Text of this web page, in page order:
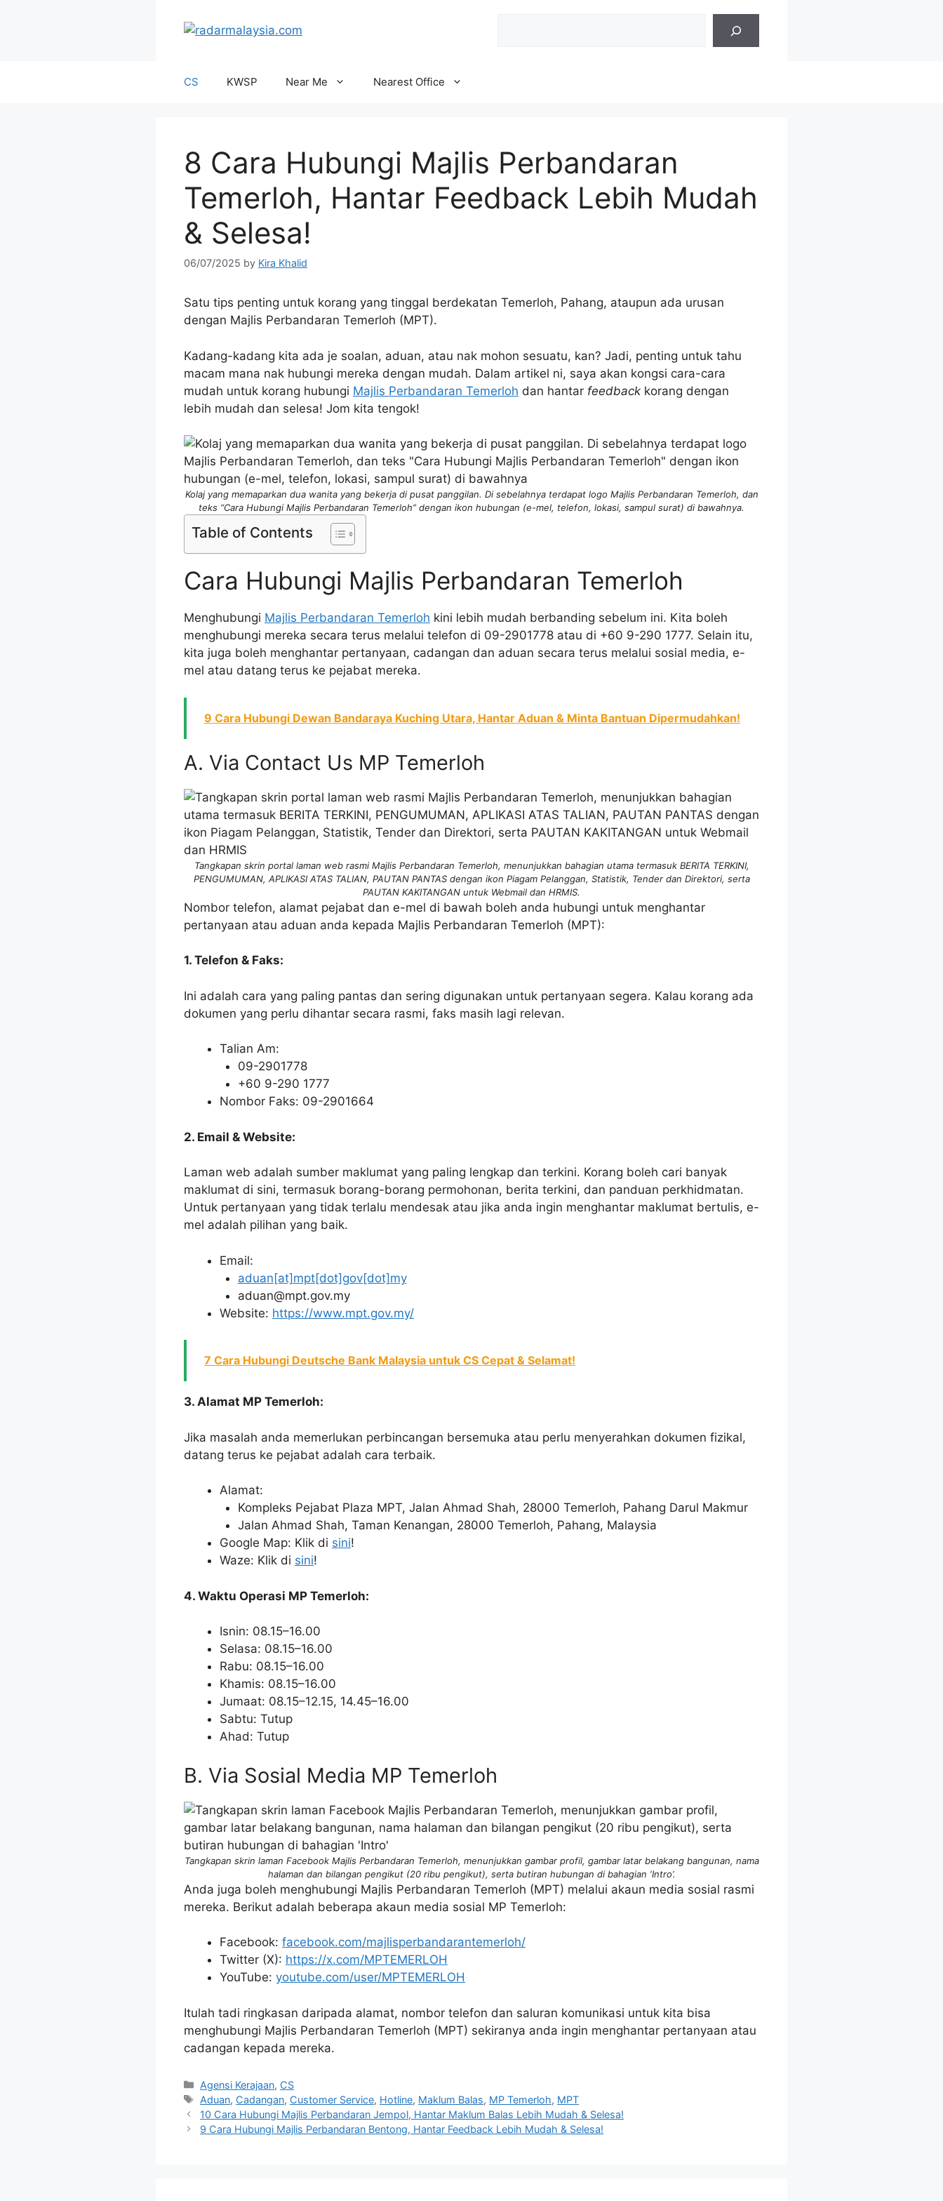
CS KWSP Near Me Nearest Office
8 Cara Hubungi Majlis Perbandaran
Temerloh, Hantar Feedback Lebih Mudah
& Selesa!
06/07/2025 by Kira Khalid
Satu tips penting untuk korang yang tinggal berdekatan Temerloh, Pahang, ataupun ada urusan
dengan Majlis Perbandaran Temerloh (MPT).
Kadang-kadang kita ada je soalan, aduan, atau nak mohon sesuatu, kan? Jadi, penting untuk tahu
macam mana nak hubungi mereka dengan mudah. Dalam artikel ni, saya akan kongsi cara-cara
mudah untuk korang hubungi Majlis Perbandaran Temerloh dan hantar feedback korang dengan
lebih mudah dan selesa! Jom kita tengok!
Kolaj yang memaparkan dua wanita yang bekerja di pusat panggilan. Di sebelahnya terdapat logo Majlis Perbandaran Temerloh, dan
teks “Cara Hubungi Majlis Perbandaran Temerloh” dengan ikon hubungan (e-mel, telefon, lokasi, sampul surat) di bawahnya.
Table of Contents
Cara Hubungi Majlis Perbandaran Temerloh
Menghubungi Majlis Perbandaran Temerloh kini lebih mudah berbanding sebelum ini. Kita boleh
menghubungi mereka secara terus melalui telefon di 09-2901778 atau di +60 9-290 1777. Selain itu,
kita juga boleh menghantar pertanyaan, cadangan dan aduan secara terus melalui sosial media, e-
mel atau datang terus ke pejabat mereka.
9 Cara Hubungi Dewan Bandaraya Kuching Utara, Hantar Aduan & Minta Bantuan Dipermudahkan!
A. Via Contact Us MP Temerloh
Tangkapan skrin portal laman web rasmi Majlis Perbandaran Temerloh, menunjukkan bahagian utama termasuk BERITA TERKINI,
PENGUMUMAN, APLIKASI ATAS TALIAN, PAUTAN PANTAS dengan ikon Piagam Pelanggan, Statistik, Tender dan Direktori, serta
PAUTAN KAKITANGAN untuk Webmail dan HRMIS.
Nombor telefon, alamat pejabat dan e-mel di bawah boleh anda hubungi untuk menghantar
pertanyaan atau aduan anda kepada Majlis Perbandaran Temerloh (MPT):
1. Telefon & Faks:
Ini adalah cara yang paling pantas dan sering digunakan untuk pertanyaan segera. Kalau korang ada
dokumen yang perlu dihantar secara rasmi, faks masih lagi relevan.
Talian Am:
09-2901778
+60 9-290 1777
Nombor Faks: 09-2901664
2. Email & Website:
Laman web adalah sumber maklumat yang paling lengkap dan terkini. Korang boleh cari banyak
maklumat di sini, termasuk borang-borang permohonan, berita terkini, dan panduan perkhidmatan.
Untuk pertanyaan yang tidak terlalu mendesak atau jika anda ingin menghantar maklumat bertulis, e-
mel adalah pilihan yang baik.
Email:
aduan[at]mpt[dot]gov[dot]my
aduan@mpt.gov.my
Website: https://www.mpt.gov.my/
7 Cara Hubungi Deutsche Bank Malaysia untuk CS Cepat & Selamat!
3. Alamat MP Temerloh:
Jika masalah anda memerlukan perbincangan bersemuka atau perlu menyerahkan dokumen fizikal,
datang terus ke pejabat adalah cara terbaik.
Alamat:
Kompleks Pejabat Plaza MPT, Jalan Ahmad Shah, 28000 Temerloh, Pahang Darul Makmur
Jalan Ahmad Shah, Taman Kenangan, 28000 Temerloh, Pahang, Malaysia
Google Map: Klik di sini!
Waze: Klik di sini!
4. Waktu Operasi MP Temerloh:
Isnin: 08.15–16.00
Selasa: 08.15–16.00
Rabu: 08.15–16.00
Khamis: 08.15–16.00
Jumaat: 08.15–12.15, 14.45–16.00
Sabtu: Tutup
Ahad: Tutup
B. Via Sosial Media MP Temerloh
Tangkapan skrin laman Facebook Majlis Perbandaran Temerloh, menunjukkan gambar profil, gambar latar belakang bangunan, nama
halaman dan bilangan pengikut (20 ribu pengikut), serta butiran hubungan di bahagian ‘Intro’.
Anda juga boleh menghubungi Majlis Perbandaran Temerloh (MPT) melalui akaun media sosial rasmi
mereka. Berikut adalah beberapa akaun media sosial MP Temerloh:
Facebook: facebook.com/majlisperbandarantemerloh/
Twitter (X): https://x.com/MPTEMERLOH
YouTube: youtube.com/user/MPTEMERLOH
Itulah tadi ringkasan daripada alamat, nombor telefon dan saluran komunikasi untuk kita bisa
menghubungi Majlis Perbandaran Temerloh (MPT) sekiranya anda ingin menghantar pertanyaan atau
cadangan kepada mereka.
Categories
Agensi Kerajaan, CS
Tags
Aduan, Cadangan, Customer Service, Hotline, Maklum Balas, MP Temerloh, MPT
10 Cara Hubungi Majlis Perbandaran Jempol, Hantar Maklum Balas Lebih Mudah & Selesa!
9 Cara Hubungi Majlis Perbandaran Bentong, Hantar Feedback Lebih Mudah & Selesa!